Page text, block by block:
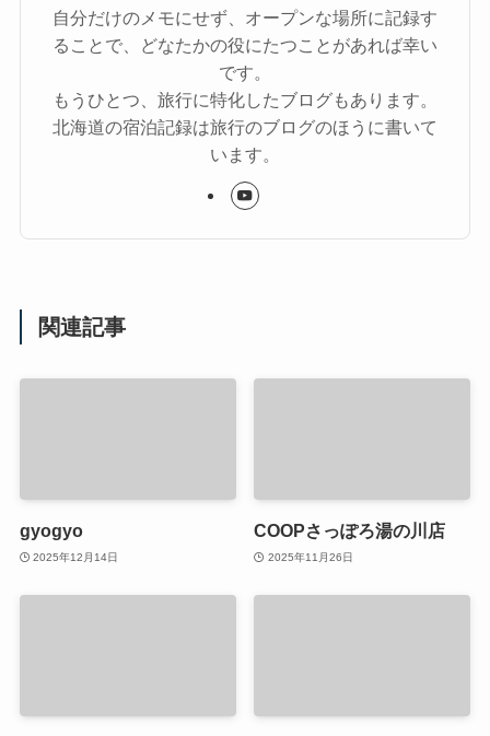
自分だけのメモにせず、オープンな場所に記録す
ることで、どなたかの役にたつことがあれば幸い
です。
もうひとつ、旅行に特化したブログもあります。
北海道の宿泊記録は旅行のブログのほうに書いて
います。
関連記事
gyogyo
2025年12月14日
COOPさっぽろ湯の川店
2025年11月26日